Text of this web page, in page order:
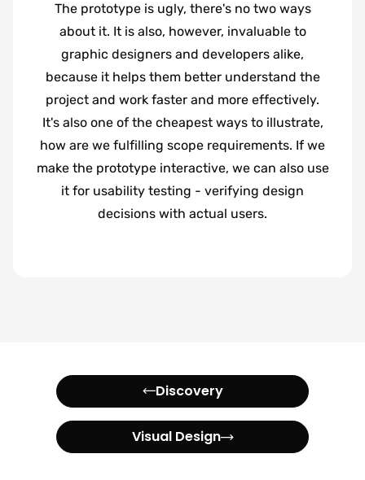
The prototype is ugly, there's no two ways
about it. It is also, however, invaluable to
graphic designers and developers alike,
because it helps them better understand the
project and work faster and more effectively.
It's also one of the cheapest ways to illustrate,
how are we fulfilling scope requirements. If we
make the prototype interactive, we can also use
it for usability testing - verifying design
decisions with actual users.
Discovery
Visual Design